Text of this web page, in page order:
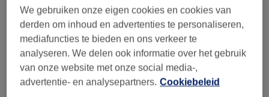
We gebruiken onze eigen cookies en cookies van
derden om inhoud en advertenties te personaliseren,
mediafuncties te bieden en ons verkeer te
analyseren. We delen ook informatie over het gebruik
van onze website met onze social media-,
advertentie- en analysepartners. Cookiebeleid